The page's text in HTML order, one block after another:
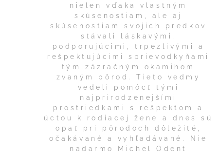
nielen vďaka vlastným
skúsenostiam, ale aj
skúsenostiam svojich predkov
stávali láskavými,
podporujúcimi, trpezlivými a
rešpektujúcimi sprievodkyňami
tým zázračným okamihom
zvaným pôrod. Tieto vedmy
vedeli pomôcť tými
najprirodzenejšími
prostriedkami s rešpektom a
úctou k rodiacej žene a dnes sú
opäť pri pôrodoch dôležité,
očakávané a vyhľadávané. Nie
nadarmo Michel Odent